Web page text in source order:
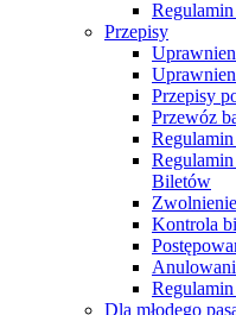
Przepisy
Przepisy
Przewóz
Biletów
Kontrola
Dla młodego